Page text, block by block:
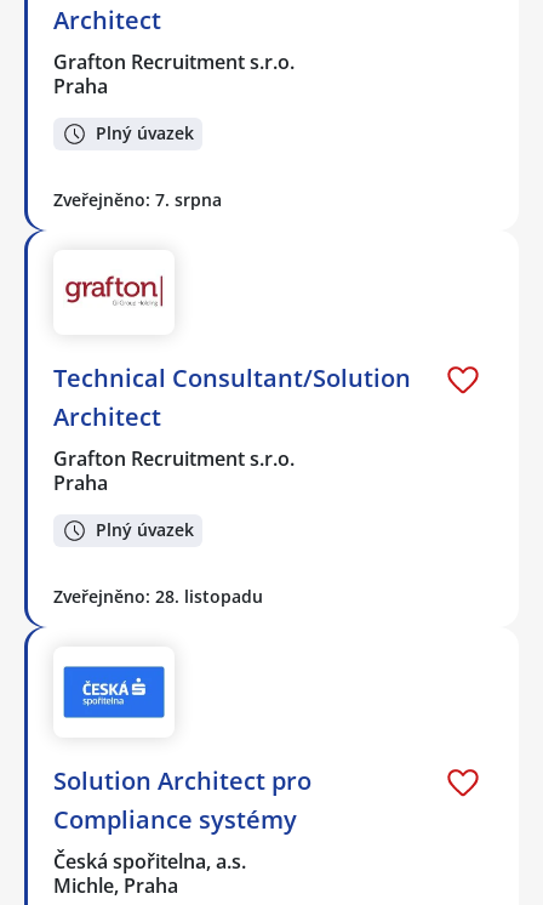
Architect
Grafton Recruitment s.r.o.
Praha
Plný úvazek
Zveřejněno: 7. srpna
Technical Consultant/Solution
Architect
Grafton Recruitment s.r.o.
Praha
Plný úvazek
Zveřejněno: 28. listopadu
Solution Architect pro
Compliance systémy
Česká spořitelna, a.s.
Michle, Praha